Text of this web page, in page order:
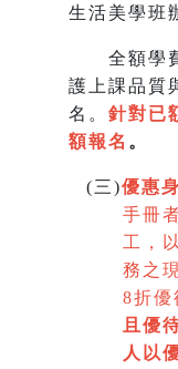
生活美學班
全額學
護上課品質
名。 針對已
額報名 。
(三)優惠
手冊
工，
務之
8折優
且優
人以